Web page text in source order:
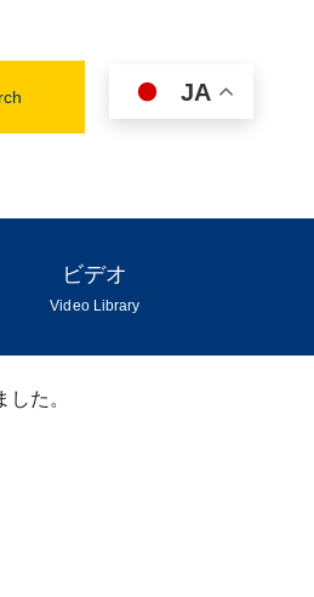
JA
ビデオ
Video Library
た。